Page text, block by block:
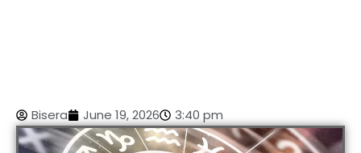
Bisera June 19, 2026 3:40 pm